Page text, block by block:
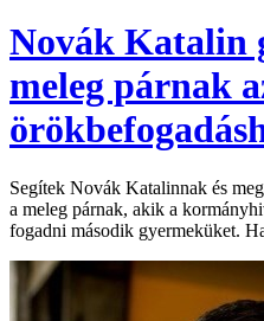
Novák Katalin
meleg párnak
Segítek Novák Katalinnak és
a meleg párnak, akik a
fogadni második gyermeküket.